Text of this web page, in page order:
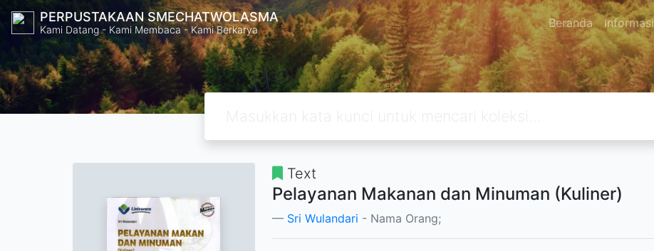
PERPUSTAKAAN SMECHATWOLASMA
Kami Datang - Kami Membaca - Kami Berkarya Beranda Informasi
Text
Pelayanan Makanan dan Minuman (Kuliner)
Sri Wulandari - Nama Orang;